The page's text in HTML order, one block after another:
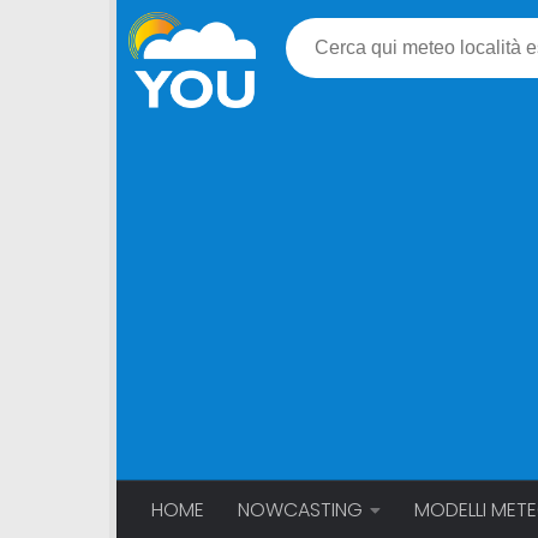
HOME NOWCASTING MODELLI